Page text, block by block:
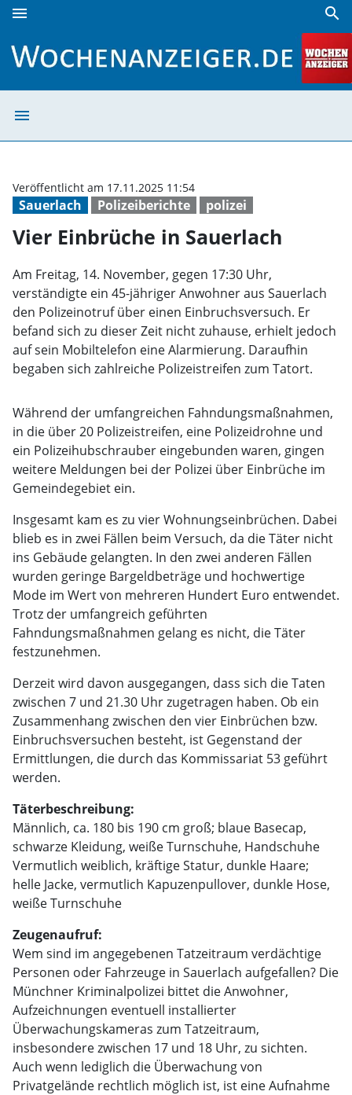
menu search
menu
Sauerlach Polizeiberichte polizei
Veröffentlicht am 17.11.2025 11:54
Vier Einbrüche in Sauerlach
Am Freitag, 14. November, gegen 17:30 Uhr,
verständigte ein 45-jähriger Anwohner aus Sauerlach
den Polizeinotruf über einen Einbruchsversuch. Er
befand sich zu dieser Zeit nicht zuhause, erhielt jedoch
auf sein Mobiltelefon eine Alarmierung. Daraufhin
begaben sich zahlreiche Polizeistreifen zum Tatort.
Während der umfangreichen Fahndungsmaßnahmen,
in die über 20 Polizeistreifen, eine Polizeidrohne und
ein Polizeihubschrauber eingebunden waren, gingen
weitere Meldungen bei der Polizei über Einbrüche im
Gemeindegebiet ein.
Insgesamt kam es zu vier Wohnungseinbrüchen. Dabei
blieb es in zwei Fällen beim Versuch, da die Täter nicht
ins Gebäude gelangten. In den zwei anderen Fällen
wurden geringe Bargeldbeträge und hochwertige
Mode im Wert von mehreren Hundert Euro entwendet.
Trotz der umfangreich geführten
Fahndungsmaßnahmen gelang es nicht, die Täter
festzunehmen.
Derzeit wird davon ausgegangen, dass sich die Taten
zwischen 7 und 21.30 Uhr zugetragen haben. Ob ein
Zusammenhang zwischen den vier Einbrüchen bzw.
Einbruchsversuchen besteht, ist Gegenstand der
Ermittlungen, die durch das Kommissariat 53 geführt
werden.
Täterbeschreibung:
Männlich, ca. 180 bis 190 cm groß; blaue Basecap,
schwarze Kleidung, weiße Turnschuhe, Handschuhe
Vermutlich weiblich, kräftige Statur, dunkle Haare;
helle Jacke, vermutlich Kapuzenpullover, dunkle Hose,
weiße Turnschuhe
Zeugenaufruf:
Wem sind im angegebenen Tatzeitraum verdächtige
Personen oder Fahrzeuge in Sauerlach aufgefallen? Die
Münchner Kriminalpolizei bittet die Anwohner,
Aufzeichnungen eventuell installierter
Überwachungskameras zum Tatzeitraum,
insbesondere zwischen 17 und 18 Uhr, zu sichten.
Auch wenn lediglich die Überwachung von
Privatgelände rechtlich möglich ist, ist eine Aufnahme